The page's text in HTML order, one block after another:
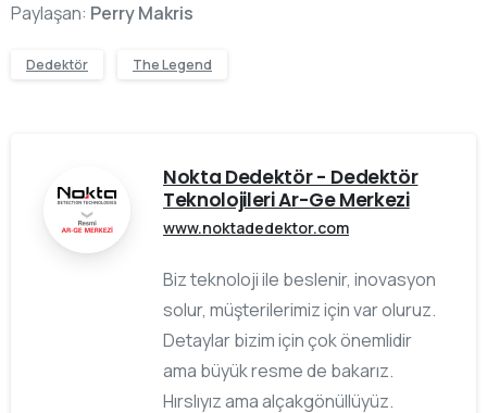
Paylaşan: Perry Makris
Dedektör The Legend
Nokta Dedektör - Dedektör
Teknolojileri Ar-Ge Merkezi
www.noktadedektor.com
Biz teknoloji ile beslenir, inovasyon
solur, müşterilerimiz için var oluruz.
Detaylar bizim için çok önemlidir
ama büyük resme de bakarız.
Hırslıyız ama alçakgönüllüyüz.